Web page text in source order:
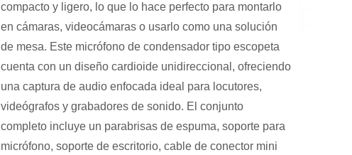
compacto y ligero, lo que lo hace perfecto para montarlo
en cámaras, videocámaras o usarlo como una solución
de mesa. Este micrófono de condensador tipo escopeta
cuenta con un diseño cardioide unidireccional, ofreciendo
una captura de audio enfocada ideal para locutores,
videógrafos y grabadores de sonido. El conjunto
completo incluye un parabrisas de espuma, soporte para
micrófono, soporte de escritorio, cable de conector mini